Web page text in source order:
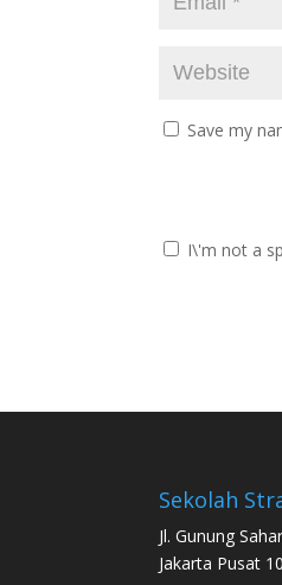
Save my
I\'m not a
Sekolah
Jl. Gunung
Jakarta Pusat